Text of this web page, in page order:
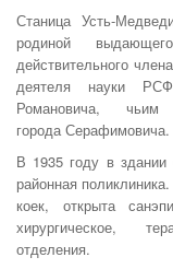
Станица Усть-
родиной
действительного
деятеля науки
Романовича,
города Серафимовича.
В 1935 году в здании
районная
коек, открыта
хирургическое,
отделения.